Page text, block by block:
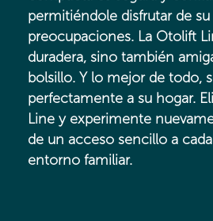
permitiéndole disfrutar de
preocupaciones. La Otolift
duradera, sino también
bolsillo. Y lo mejor de todo,
perfectamente a su hogar.
Line y experimente
de un acceso sencillo a
entorno familiar.